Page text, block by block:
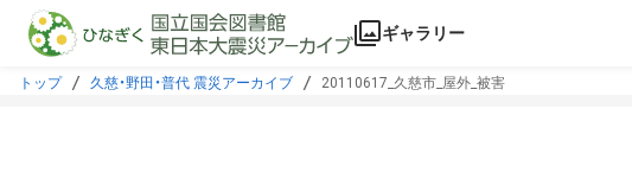
本文に飛ぶ
ギャラリー
トップ 久慈・野田・普代 震災アーカイブ 20110617_久慈市_屋外_被害